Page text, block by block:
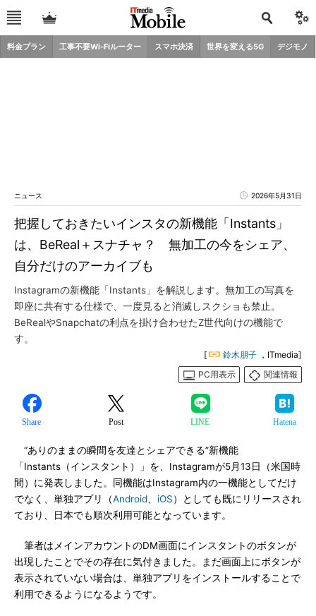
料金プラン 工事不要Wi-Fiルーター スマホ決済 世界を変える5G デジモノ
ニュース 2026年5月31日
把握しておきたいインスタの新機能「Instants」
は、BeReal＋スナチャ？ 無加工の今をシェア、
自分だけのアーカイブも
Instagramの新機能「Instants」を解説します。無加工の写真を
即座に共有する仕様で、一度見ると消滅しスクショも禁止。
BeRealやSnapchatの利点を掛け合わせたZ世代向けの機能で
す。
[ 鈴木朋子 ，ITmedia]
PC用表示
関連情報
Share Post LINE Hatena
“ありのままの瞬間を友達とシェアできる”新機能
「Instants（インスタント）」を、Instagramが5月13日（米国時
間）に発表しました。同機能はInstagram内の一機能としてだけ
でなく、単独アプリ（Android iOS）としても既にリリースされ
ており、日本でも順次利用可能となっています。
筆者はメインアカウントのDM画面にインスタントのボタンが
出現したことでその存在に気付きました。まだ画面上にボタンが
表示されていない場合は、単独アプリをインストールすることで
利用できるようになるようです。